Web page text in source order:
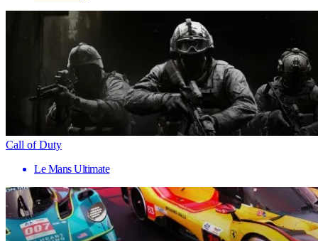
Call of Duty
Le Mans Ultimate